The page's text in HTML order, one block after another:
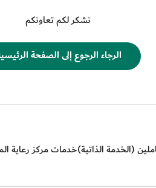
نشكر لكم تعاونكم
​الرجاء الرجوع إلى الصفحة
(الخدمة الذاتية)خدمات مركز رعاية